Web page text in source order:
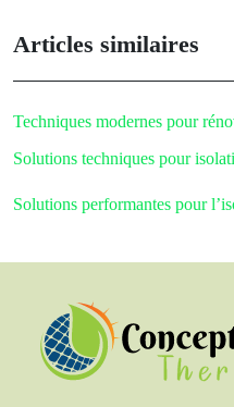
Articles similaires
Techniques modernes pour
Solutions techniques pour
Solutions performantes pour